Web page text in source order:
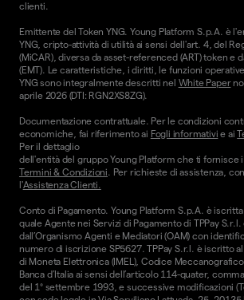
clienti.
Emittente del Token YNG. Young Platform S.p.A. è
YNG, cripto-attività di utilità ai sensi dell'art. 4, del
(MiCAR), diversa da asset-referenced (ART) token e
(EMT). Le caratteristiche, i diritti, le funzioni
YNG sono integralmente descritti nel White Paper
aprile 2026 (DTI: RGN2XS8ZG).
Documentazione contrattuale. Per le condizioni
economiche, fai riferimento ai Fogli informativi e ai
Per il dettaglio
dell'entità del gruppo Young Platform che ti fornisce
Termini & Condizioni . Per richieste di assistenza,
l'Assistenza Clienti.
Conto di Pagamento. Young Platform S.p.A. è
quale Agente nei Servizi di Pagamento di TPPay
dall’Organismo Agenti e Mediatori (OAM) con
numero di iscrizione SP5627. TPPay S.r.l. è iscritto
di Moneta Elettronica (IMEL), Codice
Banca d’Italia ai sensi dell’articolo 114-quater,
del 1° settembre 1993, e successive modificazioni